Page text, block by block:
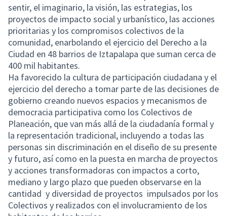
sentir, el imaginario, la visión, las estrategias, los
proyectos de impacto social y urbanístico, las acciones
prioritarias y los compromisos colectivos de la
comunidad, enarbolando el ejercicio del Derecho a la
Ciudad en 48 barrios de Iztapalapa que suman cerca de
400 mil habitantes.
Ha favorecido la cultura de participación ciudadana y el
ejercicio del derecho a tomar parte de las decisiones de
gobierno creando nuevos espacios y mecanismos de
democracia participativa como los Colectivos de
Planeación, que van más allá de la ciudadanía formal y
la representación tradicional, incluyendo a todas las
personas sin discriminación en el diseño de su presente
y futuro, así como en la puesta en marcha de proyectos
y acciones transformadoras con impactos a corto,
mediano y largo plazo que pueden observarse en la
cantidad y diversidad de proyectos impulsados por los
Colectivos y realizados con el involucramiento de los